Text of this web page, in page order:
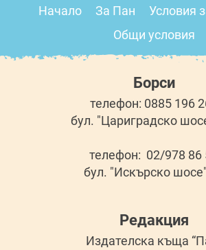
Начало За Пан
Условия
Общи условия
Борси
телефон: 0885 196
бул. "Цариградско
телефон: 02/978 86
бул. "Искърско
Редакция
Издателска къща